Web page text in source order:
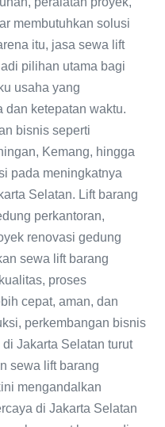
membutuhkan solusi
itu, jasa sewa lift
pilihan utama bagi
usaha yang
dan ketepatan waktu.
bisnis seperti
Kemang, hingga
pada meningkatnya
Selatan. Lift barang
perkantoran,
renovasi gedung
sewa lift barang
proses
cepat, aman, dan
perkembangan bisnis
Jakarta Selatan turut
sewa lift barang
mengandalkan
di Jakarta Selatan